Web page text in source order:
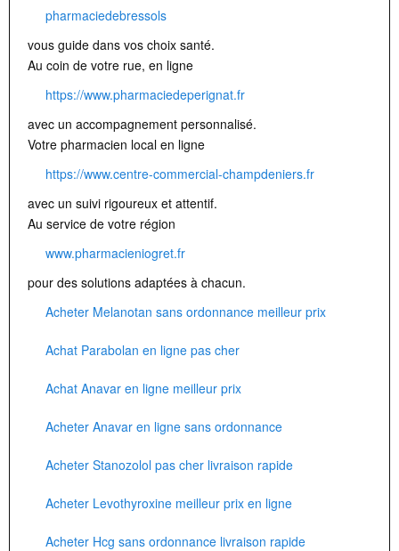
pharmaciedebressols
vous guide dans vos choix santé.
Au coin de votre rue, en ligne
https://www.pharmaciedeperignat.fr
avec un accompagnement personnalisé.
Votre pharmacien local en ligne
https://www.centre-commercial-champdeniers.fr
avec un suivi rigoureux et attentif.
Au service de votre région
www.pharmacieniogret.fr
pour des solutions adaptées à chacun.
Acheter Melanotan sans ordonnance meilleur prix
Achat Parabolan en ligne pas cher
Achat Anavar en ligne meilleur prix
Acheter Anavar en ligne sans ordonnance
Acheter Stanozolol pas cher livraison rapide
Acheter Levothyroxine meilleur prix en ligne
Acheter Hcg sans ordonnance livraison rapide